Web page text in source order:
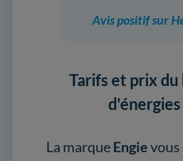
Avis positif sur
Tarifs et prix
La marqueEngievous